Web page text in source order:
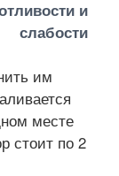
им
месте
стоит по 2